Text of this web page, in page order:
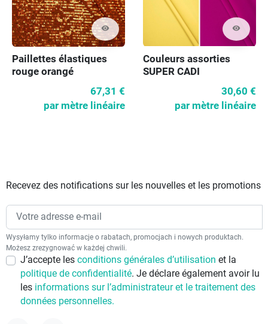
visibility
Paillettes élastiques
rouge orangé
67,31 €
par mètre linéaire
visibility
Couleurs assorties
SUPER CADI
30,60 €
par mètre linéaire
Recevez des notifications sur les nouvelles et les promotions
Wysyłamy tylko informacje o rabatach, promocjach i nowych produktach.
Możesz zrezygnować w każdej chwili.
J’accepte les conditions générales d’utilisation et la
politique de confidentialité. Je déclare également avoir lu
les informations sur l’administrateur et le traitement des
données personnelles.